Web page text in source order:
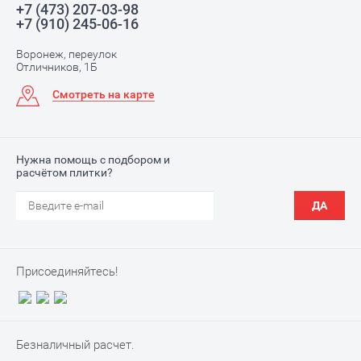
+7 (473) 207-03-98
+7 (910) 245-06-16
Воронеж, переулок
Отличников, 1Б
Смотреть на карте
Нужна помощь с подбором и
расчётом плитки?
ДА
Присоединяйтесь!
Безналичный расчет.